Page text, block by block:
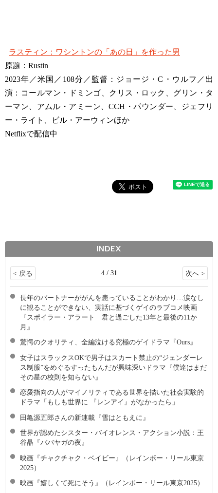
ラスティン：ワシントンの「あの日」を作った男
原題：Rustin
2023年／米国／108分／監督：ジョージ・C・ウルフ／出
演：コールマン・ドミンゴ、クリス・ロック、グリン・タ
ーマン、アムル・アミーン、CCH・パウンダー、ジェフリ
ー・ライト、ビル・アーウィンほか
Netflixで配信中
INDEX
< 戻る 4 / 31 次へ >
長年のパートナーががんを患っていることがわかり…涙なし
に観ることができない、実話に基づくゲイのラブコメ映画
『スポイラー・アラート 君と過ごした13年と最後の11か
月』
驚愕のクオリティ、全編泣ける究極のゲイドラマ『Ours』
女子はスラックスOKで男子はスカート禁止の“ジェンダーレ
ス制服”をめぐるすったもんだが興味深いドラマ『僕達はまだ
その星の校則を知らない』
恋愛指向の人がマイノリティである世界を描いた社会実験的
ドラマ「もしも世界に 『レンアイ』がなかったら」
田亀源五郎さんの新連載『雪はともえに』
世界が認めたシスター・バイオレンス・アクション小説：王
谷晶『ババヤガの夜』
映画『チャクチャク・ベイビー』（レインボー・リール東京
2025）
映画『嬉しくて死にそう』（レインボー・リール東京2025）